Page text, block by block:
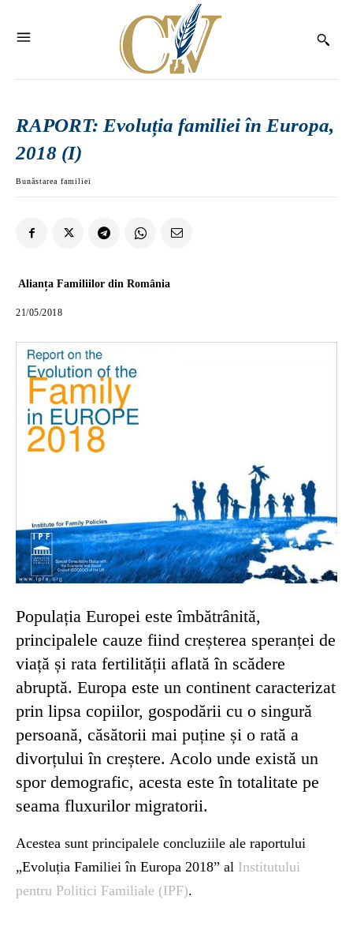
RAPORT: Evoluția familiei în Europa,
2018 (I)
Bunăstarea familiei
Alianța Familiilor din România
21/05/2018
Populația Europei este îmbătrânită,
principalele cauze fiind creșterea speranței de
viață și rata fertilității aflată în scădere
abruptă. Europa este un continent caracterizat
prin lipsa copiilor, gospodării cu o singură
persoană, căsătorii mai puține și o rată a
divorțului în creștere. Acolo unde există un
spor demografic, acesta este în totalitate pe
seama fluxurilor migratorii.
Acestea sunt principalele concluziile ale raportului
„Evoluția Familiei în Europa 2018” al Institutului
pentru Politici Familiale (IPF).